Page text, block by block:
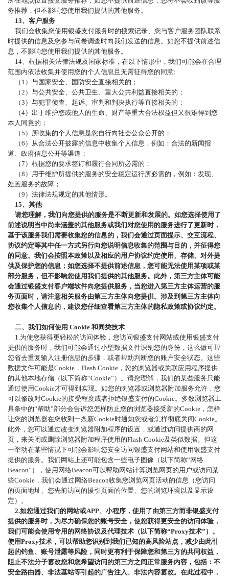
务推荐，但不影响您使用我们提供的其他服务。
13、客户服务
我们会收集您使用银盛支付服务时的搜索记录、您与客户服务团队联系
时提供的信息及您参与问卷调查时向我们发送的信息。如您不提供前述信
息，不影响您使用我们提供的其他服务。
14、根据相关法律法规及国家标准，在以下情形中，我们可能会在合理
范围内依法收集并使用您的个人信息且无需征得您的同意:
（ 1）与国家安全、国防安全直接相关的；
（2）与公共安全、公共卫生、重大公共利益直接相关的；
（3）与犯罪侦查、起诉、审判和判决执行等直接相关的；
（4）出于维护您或他人的生命、财产等重大合法权益但又很难得到您
本人同意的；
（5）所收集的个人信息是您自行向社会公众公开的；
（6）从合法公开披露的信息中收集个人信息，例如：合法的新闻报
道、政府信息公开等渠道；
（7）根据您的要求签订和履行合同所必需的；
（8）用于维护所提供的服务的安全稳定运行所必需的，例如：发现、
处置服务的故障；
（9）法律法规规定的其他情形。
15、其他
请您理解，我们向您提供的服务是不断更新和发展的。如您选择使用了
前述说明当中尚未涵盖的其他服务或我们对您使用的服务进行了更新时，
基于该服务我们需要收集您的信息的，我们会通过页面提示、交互流程、
协议约定等其中任一方式另行向您说明信息收集的范围与目的，并征得您
的同意。我们会按照本政策以及相应的用户协议约定使用、存储、对外提
供及保护您的信息；如您选择不提供前述信息，您可能无法使用某项或某
部分服务，但不影响您使用我们提供的其他服务。此外，第三方主体可能
会通过银盛支付客户端软件向您提供服务，当您进入第三方主体运营的服
务页面时，请注意相关服务由第三方主体向您提供。涉及到第三方主体向
您收集个人信息的，建议您仔细查看第三方主体的隐私政策或协议约定。
二、我们如何使用 Cookie 和同类技术
1.为使您获得更轻松的访问体验，您访问银盛支付网站或使用银盛支付
提供的服务时，我们可能会通过小型数据文件识别您的身份，这么做可帮
您省去重复输入注册信息的步骤，或者帮助判断您的账户安全状态。这些
数据文件可能是Cookie，Flash Cookie，您的浏览器或关联应用程序提供
的其他本地存储（以下简称“Cookie”）。请您理解，我们的某些服务只能
通过使用Cookie才可得到实现。如您的浏览器或浏览器附加服务允许，您
可以修改对Cookie的接受程度或者拒绝银盛支付的Cookie。多数浏览器工
具条中的“帮助”部分会告诉您怎样防止您的浏览器接受新的Cookie，怎样
让您的浏览器在您收到一条新Cookie时通知您或者怎样彻底关闭Cookie。
此外，您可以通过改变浏览器附加程序的设置，或通过访问提供商的网
页，来关闭或删除浏览器附加程序使用的Flash Cookie及类似数据。但这
一举动在某些情况下可能会影响您安全访问银盛支付网站和使用银盛支付
提供的服务。我们网站上还可能包含一些电子图像（以下简称“网络
Beacon”），使用网络Beacon可以帮助网站计算浏览网页的用户或访问某
些Cookie，我们会通过网络Beacon收集您浏览网页活动的信息（您访问
的页面地址、您先前访问的援引页面的位置、您的浏览环境以及显示设
定）。
2.如您通过我们的网站或APP、 小程序 ，使用了由第三方而非银盛支付
提供的服务时，为尽力确保您的账号安全，使您获得更安全的访问体验，
我们可能会使用专用的网络协议及代理技术（以下简称“Proxy技术”）。
使用Proxy技术，可以帮助您识别到我们已知的高风险站点，减少由此引
起的钓鱼、账号泄露等风险，同时更有利于保障您和第三方的共同权益，
阻止不法分子篡改您和您希望访问的第三方之间正常服务内容，包括：不
安全路由器、非法基站等引起的广告注入、非法内容篡改。在此过程中，